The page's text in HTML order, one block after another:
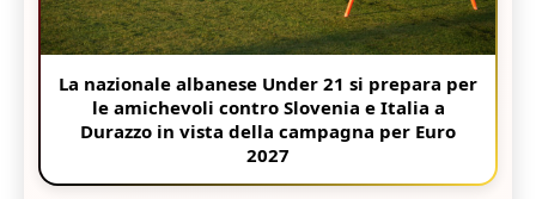
La nazionale albanese Under 21 si prepara per
le amichevoli contro Slovenia e Italia a
Durazzo in vista della campagna per Euro
2027